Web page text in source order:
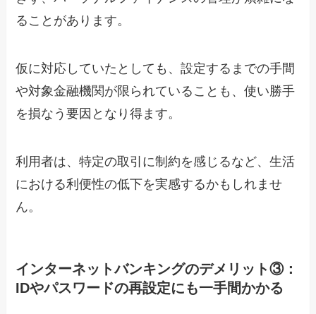
ることがあります。
仮に対応していたとしても、設定するまでの手間
や対象金融機関が限られていることも、使い勝手
を損なう要因となり得ます。
利用者は、特定の取引に制約を感じるなど、生活
における利便性の低下を実感するかもしれませ
ん。
インターネットバンキングのデメリット③：
IDやパスワードの再設定にも一手間かかる